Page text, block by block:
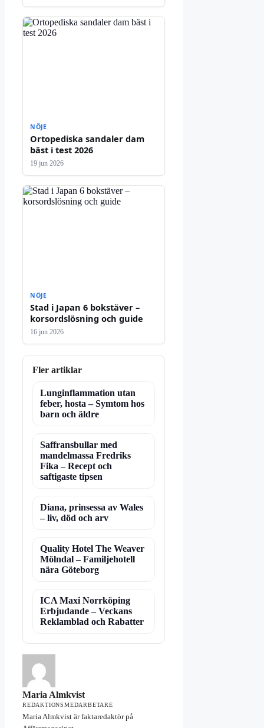
NÖJE
Ortopediska sandaler dam
bäst i test 2026
19 jun 2026
NÖJE
Stad i Japan 6 bokstäver –
korsordslösning och guide
16 jun 2026
Fler artiklar
Lunginflammation utan
feber, hosta – Symtom hos
barn och äldre
Saffransbullar med
mandelmassa Fredriks
Fika – Recept och
saftigaste tipsen
Diana, prinsessa av Wales
– liv, död och arv
Quality Hotel The Weaver
Mölndal – Familjehotell
nära Göteborg
ICA Maxi Norrköping
Erbjudande – Veckans
Reklamblad och Rabatter
Maria Almkvist
REDAKTIONSMEDARBETARE
Maria Almkvist är faktaredaktör på